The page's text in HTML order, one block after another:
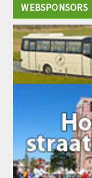
WEBSPONSORS